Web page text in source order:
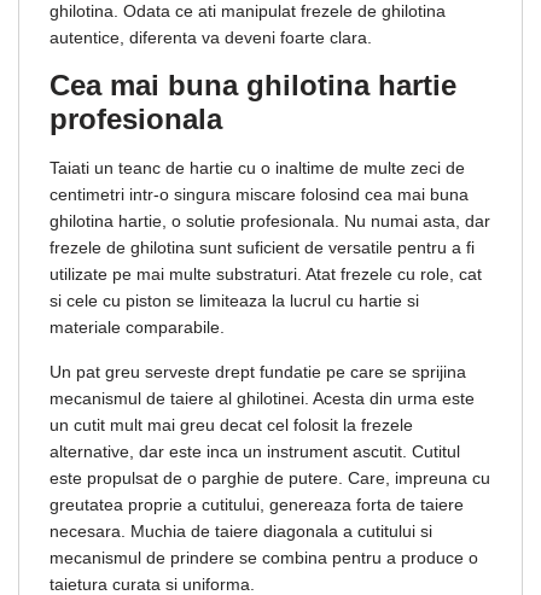
ghilotina. Odata ce ati manipulat frezele de ghilotina
autentice, diferenta va deveni foarte clara.
Cea mai buna ghilotina hartie
profesionala
Taiati un teanc de hartie cu o inaltime de multe zeci de
centimetri intr-o singura miscare folosind cea mai buna
ghilotina hartie, o solutie profesionala. Nu numai asta, dar
frezele de ghilotina sunt suficient de versatile pentru a fi
utilizate pe mai multe substraturi. Atat frezele cu role, cat
si cele cu piston se limiteaza la lucrul cu hartie si
materiale comparabile.
Un pat greu serveste drept fundatie pe care se sprijina
mecanismul de taiere al ghilotinei. Acesta din urma este
un cutit mult mai greu decat cel folosit la frezele
alternative, dar este inca un instrument ascutit. Cutitul
este propulsat de o parghie de putere. Care, impreuna cu
greutatea proprie a cutitului, genereaza forta de taiere
necesara. Muchia de taiere diagonala a cutitului si
mecanismul de prindere se combina pentru a produce o
taietura curata si uniforma.